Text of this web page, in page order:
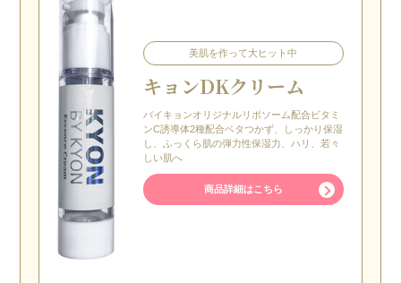
美肌を作って大ヒット中
キョンDKクリーム
バイキョンオリジナルリポソーム配合ビタミ
ンC誘導体2種配合ベタつかず、しっかり保湿
し、ふっくら肌の弾力性保湿力、ハリ、若々
しい肌へ
商品詳細はこちら